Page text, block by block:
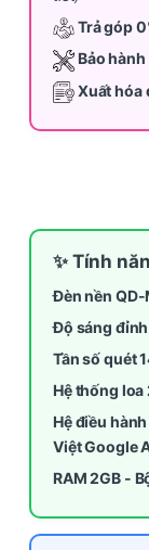
Trả góp
Bảo
Xuất hóa
✨ Tính
Đèn nền
Độ sáng
Tần số quét
Hệ thống
Hệ điều
Việt Google
RAM 2GB -